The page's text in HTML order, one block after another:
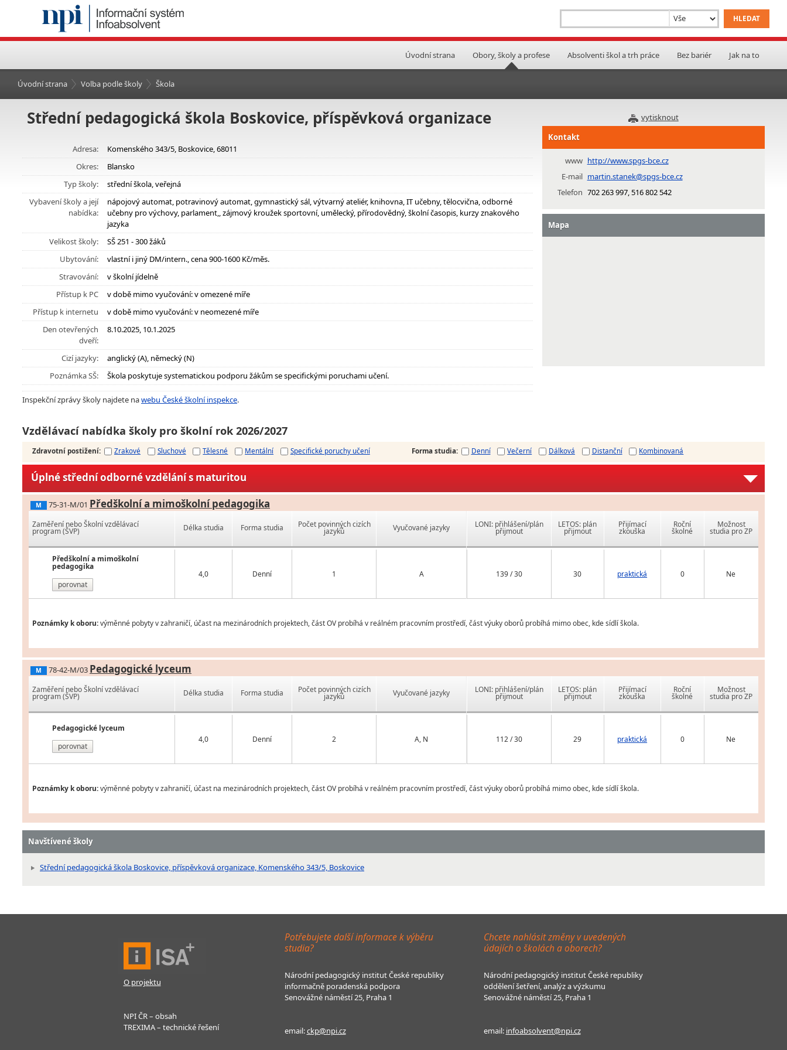
Úvodní strana Obory, školy a profese Absolventi škol a trh práce Bez bariér Jak na to
Úvodní strana Volba podle školy Škola
vytisknout
Střední pedagogická škola Boskovice, příspěvková organizace
Adresa:
Komenského 343/5, Boskovice, 68011
Okres:
Blansko
Typ školy:
střední škola, veřejná
Vybavení školy a její
nabídka:
nápojový automat, potravinový automat, gymnastický sál, výtvarný ateliér, knihovna, IT učebny, tělocvična, odborné
učebny pro výchovy, parlament,, zájmový kroužek sportovní, umělecký, přírodovědný, školní časopis, kurzy znakového
jazyka
Velikost školy:
SŠ 251 - 300 žáků
Ubytování:
vlastní i jiný DM/intern., cena 900-1600 Kč/měs.
Stravování:
v školní jídelně
Přístup k PC
v době mimo vyučování: v omezené míře
Přístup k internetu
v době mimo vyučování: v neomezené míře
Den otevřených
dveří:
8.10.2025, 10.1.2025
Cizí jazyky:
anglický (A), německý (N)
Poznámka SŠ:
Škola poskytuje systematickou podporu žákům se specifickými poruchami učení.
Inspekční zprávy školy najdete nawebu České školní inspekce.
Kontakt
www http://www.spgs-bce.cz
E-mail martin.stanek@spgs-bce.cz
Telefon 702 263 997, 516 802 542
Mapa
Vzdělávací nabídka školy pro školní rok 2026/2027
Zdravotní postižení: Zrakové Sluchové Tělesné Mentální Specifické poruchy učení Forma studia: Denní Večerní Dálková Distanční Kombinovaná
Úplné střední odborné vzdělání s maturitou
M 75-31-M/01 Předškolní a mimoškolní pedagogika
Zaměření nebo Školní vzdělávací
program (ŠVP)
Předškolní a mimoškolní
pedagogika
porovnat
Délka studia Forma studia Počet povinných cizích
jazyků Vyučované jazyky
4,0 Denní 1 A
LONI: přihlášení/plán
přijmout
LETOS: plán
přijmout
Přijímací
zkouška
Roční
školné
Možnost
studia pro ZP
139 / 30 30 praktická 0 Ne
Poznámky k oboru:výměnné pobyty v zahraničí, účast na mezinárodních projektech, část OV probíhá v reálném pracovním prostředí, část výuky oborů probíhá mimo obec, kde sídlí škola.
M 78-42-M/03 Pedagogické lyceum
Zaměření nebo Školní vzdělávací
program (ŠVP)
Pedagogické lyceum
porovnat
Délka studia Forma studia Počet povinných cizích
jazyků Vyučované jazyky
4,0 Denní 2 A, N
LONI: přihlášení/plán
přijmout
LETOS: plán
přijmout
Přijímací
zkouška
Roční
školné
Možnost
studia pro ZP
112 / 30 29 praktická 0 Ne
Poznámky k oboru:výměnné pobyty v zahraničí, účast na mezinárodních projektech, část OV probíhá v reálném pracovním prostředí, část výuky oborů probíhá mimo obec, kde sídlí škola.
Navštívené školy
Střední pedagogická škola Boskovice, příspěvková organizace, Komenského 343/5, Boskovice
O projektu
NPI ČR – obsah
TREXIMA – technické řešení
Potřebujete další informace k výběru
studia?
Národní pedagogický institut České republiky
informačně poradenská podpora
Senovážné náměstí 25, Praha 1
email:ckp@npi.cz
Chcete nahlásit změny v uvedených
údajích o školách a oborech?
Národní pedagogický institut České republiky
oddělení šetření, analýz a výzkumu
Senovážné náměstí 25, Praha 1
email: infoabsolvent@npi.cz